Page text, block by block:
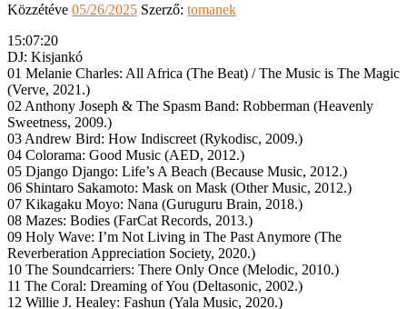
Közzétéve 05/26/2025 Szerző: tomanek
15:07:20
DJ: Kisjankó
01 Melanie Charles: All Africa (The Beat) / The Music is The Magic
(Verve, 2021.)
02 Anthony Joseph & The Spasm Band: Robberman (Heavenly
Sweetness, 2009.)
03 Andrew Bird: How Indiscreet (Rykodisc, 2009.)
04 Colorama: Good Music (AED, 2012.)
05 Django Django: Life’s A Beach (Because Music, 2012.)
06 Shintaro Sakamoto: Mask on Mask (Other Music, 2012.)
07 Kikagaku Moyo: Nana (Guruguru Brain, 2018.)
08 Mazes: Bodies (FarCat Records, 2013.)
09 Holy Wave: I’m Not Living in The Past Anymore (The
Reverberation Appreciation Society, 2020.)
10 The Soundcarriers: There Only Once (Melodic, 2010.)
11 The Coral: Dreaming of You (Deltasonic, 2002.)
12 Willie J. Healey: Fashun (Yala Music, 2020.)